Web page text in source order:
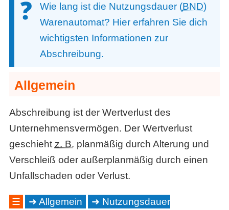
Wie lang ist die Nutzungsdauer (BND)
Warenautomat? Hier erfahren Sie dich
wichtigsten Informationen zur
Abschreibung.
Allgemein
Abschreibung ist der Wertverlust des
Unternehmensvermögen. Der Wertverlust
geschieht z. B. planmäßig durch Alterung und
Verschleiß oder außerplanmäßig durch einen
Unfallschaden oder Verlust.
☰ Allgemein
Nutzungsdauer